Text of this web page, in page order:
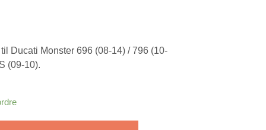
Ducati Monster 696 (08-14) / 796 (10-
(09-10).